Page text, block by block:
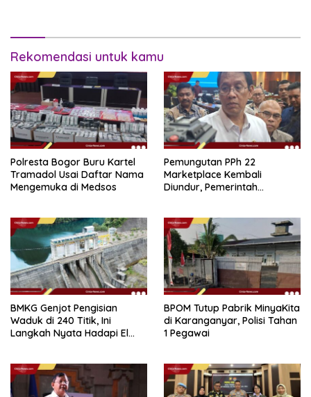
Rekomendasi untuk kamu
Polresta Bogor Buru Kartel
Tramadol Usai Daftar Nama
Mengemuka di Medsos
Pemungutan PPh 22
Marketplace Kembali
Diundur, Pemerintah
BMKG Genjot Pengisian
Waduk di 240 Titik, Ini
Langkah Nyata Hadapi El
BPOM Tutup Pabrik MinyaKita
di Karanganyar, Polisi Tahan
1 Pegawai